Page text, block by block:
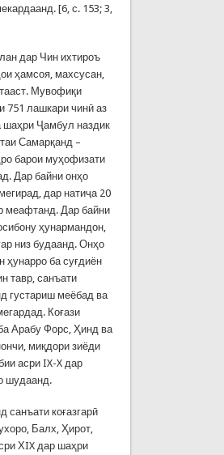
[6, с. 153; 3,
дар Чин ихтироъ
ҳамсоя, махсусан,
Мувофиқи
751 лашкари чинӣ аз
шаҳри Ҷамбул наздик
Самарқанд –
барои муҳофизати
Дар байни онҳо
дар натиҷа 20
меафтанд. Дар байни
ҳунармандон,
низ будаанд. Онҳо
ҳунарро ба суғдиён
тавр, санъати
густариш меёбад ва
Коғази
Арабу Форс, Ҳинд ва
миқдори зиёди
асри IX-X дар
шудаанд.
санъати коғазгарӣ
Балх, Ҳирот,
ХIX дар шаҳри